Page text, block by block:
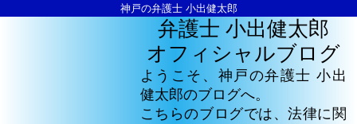
神戸の弁護士 小出健太郎
弁護士 小出健太郎
オフィシャルブログ
ようこそ、神戸の弁護士 小出
健太郎のブログへ。
こちらのブログでは、法律に関